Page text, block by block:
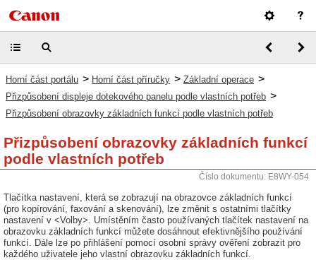
Horní část portálu > Horní část příručky > Základní operace >
Přizpůsobení displeje dotekového panelu podle vlastních potřeb >
Přizpůsobení obrazovky základních funkcí podle vlastních potřeb
Přizpůsobení obrazovky základních funkcí
podle vlastních potřeb
Číslo dokumentu: E8WY-054
Tlačítka nastavení, která se zobrazují na obrazovce základních funkcí
(pro kopírování, faxování a skenování), lze změnit s ostatními tlačítky
nastavení v <Volby>. Umístěním často používaných tlačítek nastavení na
obrazovku základních funkcí můžete dosáhnout efektivnějšího používání
funkcí. Dále lze po přihlášení pomocí osobní správy ověření zobrazit pro
každého uživatele jeho vlastní obrazovku základních funkcí.